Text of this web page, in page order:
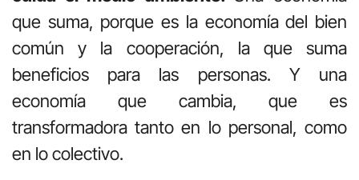
que suma, porque es la economía del bien
común y la cooperación, la que suma
beneficios para las personas. Y una
economía que cambia, que es
transformadora tanto en lo personal, como
en lo colectivo.